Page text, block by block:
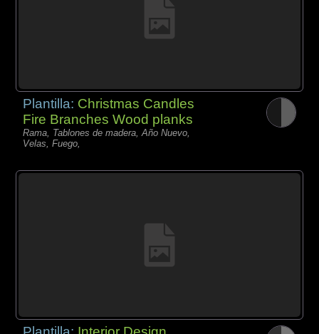
Plantilla: Christmas Candles
Fire Branches Wood planks
Rama, Tablones de madera, Año Nuevo,
Velas, Fuego,